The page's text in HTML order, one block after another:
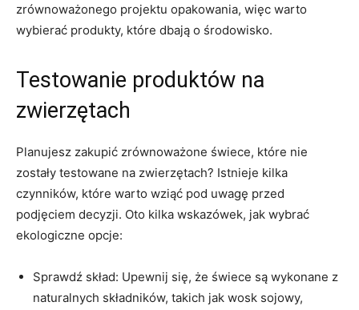
zrównoważonego projektu opakowania, więc warto
wybierać produkty, które dbają⁤ o środowisko.
Testowanie produktów na
zwierzętach
Planujesz zakupić zrównoważone świece,⁢ które nie
zostały testowane na ‌zwierzętach?‍ Istnieje kilka
czynników, które​ warto wziąć​ pod uwagę przed
podjęciem‌ decyzji.⁤ Oto ‍kilka wskazówek, jak wybrać
ekologiczne opcje:
Sprawdź skład: Upewnij się, że świece są ​wykonane z
naturalnych składników, takich​ jak wosk​ sojowy,